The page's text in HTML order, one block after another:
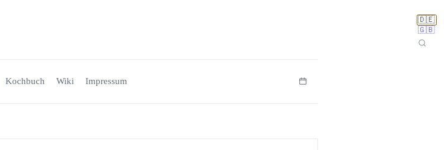
🇩🇪
🇬🇧
Kochbuch Wiki Impressum